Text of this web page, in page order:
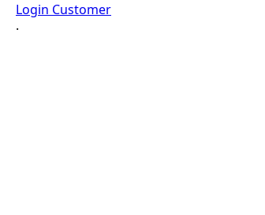
Login Customer
·